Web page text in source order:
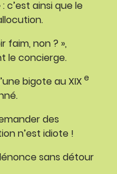
c’est ainsi que le
faim, non ? »,
le concierge.
bigote au XIX e
des
n’est idiote !
sans détour